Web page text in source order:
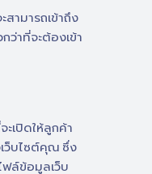
ามารถเข้าถึง
ว่าที่จะต้องเข้า
เปิดให้ลูกค้า
ว็บไซต์คุณ ซึ่ง
ฟล์ข้อมูลเว็บ